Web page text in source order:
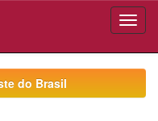
do Brasil